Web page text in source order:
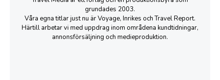
grundades 2003.
Våra egna titlar just nu är Voyage, Inrikes och Travel Report.
Härtill arbetar vi med uppdrag inom områdena kundtidningar,
annonsförsäljning och medieproduktion.